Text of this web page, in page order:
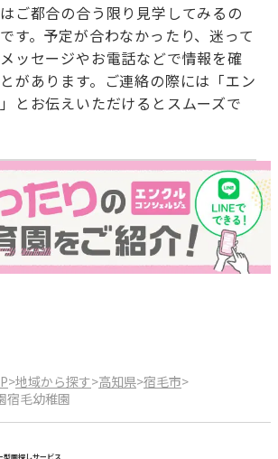
ご都合の合う限り見学してみるの
す。予定が合わなかったり、迷って
ッセージやお電話などで情報を確
があります。ご連絡の際には「エン
とお伝えいただけるとスムーズで
>地域から探す>高知県>宿毛市>
宿毛幼稚園
型園探しサービス